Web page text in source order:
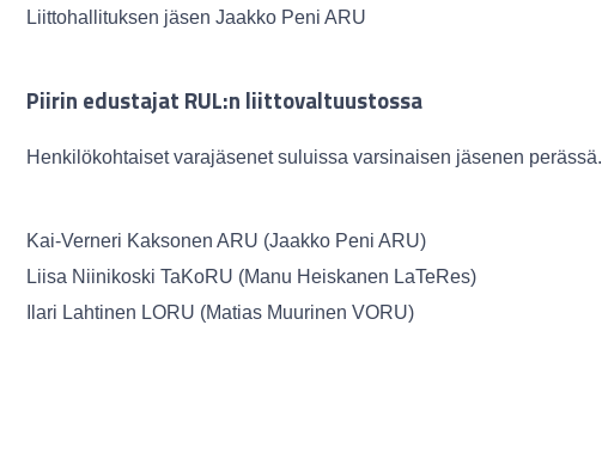
Liittohallituksen jäsen Jaakko Peni ARU
Piirin edustajat RUL:n liittovaltuustossa
Henkilökohtaiset varajäsenet suluissa varsinaisen jäsenen perässä.
Kai-Verneri Kaksonen ARU (Jaakko Peni ARU)
Liisa Niinikoski TaKoRU (Manu Heiskanen LaTeRes)
Ilari Lahtinen LORU (Matias Muurinen VORU)